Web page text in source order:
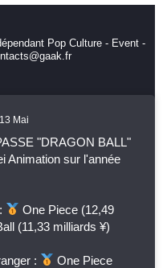
Pop Culture - Event -
13 Mai
"DRAGON BALL"
Animation sur l'année
One Piece (12,49
(11,33 milliards ¥)
:
One Piece